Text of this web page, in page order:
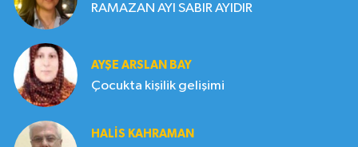
RAMAZAN AYI SABIR AYIDIR
AYŞE ARSLAN BAY
Çocukta kişilik gelişimi
HALIS KAHRAMAN